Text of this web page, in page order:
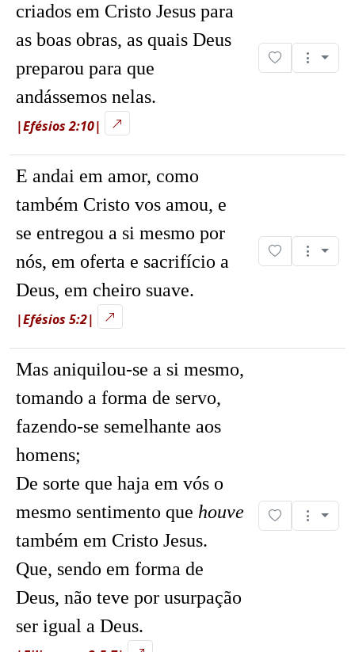
criados em Cristo Jesus para
as boas obras, as quais Deus
preparou para que
andássemos nelas.
|Efésios 2:10|
E andai em amor, como
também Cristo vos amou, e
se entregou a si mesmo por
nós, em oferta e sacrifício a
Deus, em cheiro suave.
|Efésios 5:2|
Mas aniquilou-se a si mesmo,
tomando a forma de servo,
fazendo-se semelhante aos
homens;
De sorte que haja em vós o
mesmo sentimento que houve
também em Cristo Jesus.
Que, sendo em forma de
Deus, não teve por usurpação
ser igual a Deus.